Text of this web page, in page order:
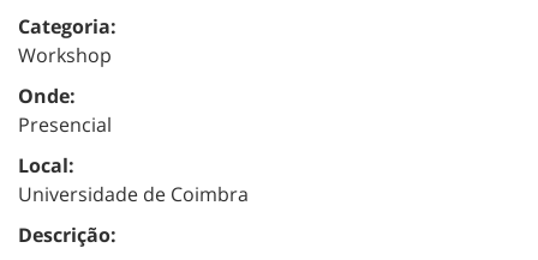
Categoria:
Workshop
Onde:
Presencial
Local:
Universidade de Coimbra
Descrição: